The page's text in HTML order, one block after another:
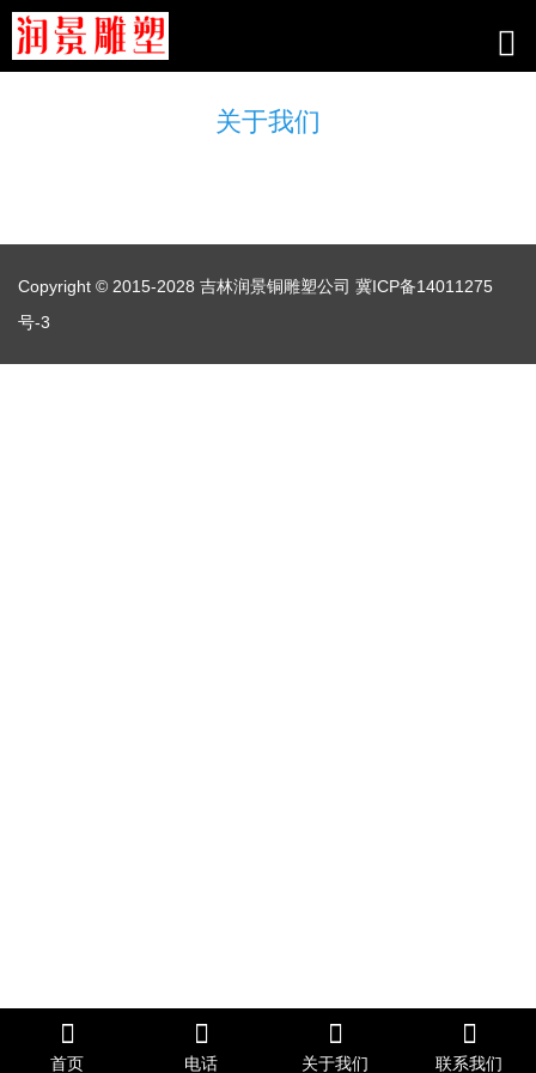
关于我们
Copyright © 2015-2028 吉林润景铜雕塑公司 冀ICP备14011275
号-3
首页 电话 关于我们 联系我们